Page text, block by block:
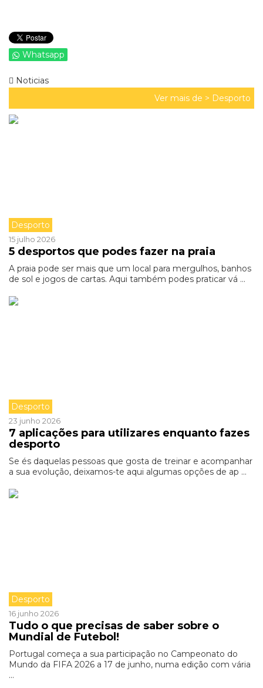
Whatsapp
Noticias
Ver mais de > Desporto
Desporto
15 julho 2026
5 desportos que podes fazer na praia
A praia pode ser mais que um local para mergulhos, banhos
de sol e jogos de cartas. Aqui também podes praticar vá ...
Desporto
23 junho 2026
7 aplicações para utilizares enquanto fazes
desporto
Se és daquelas pessoas que gosta de treinar e acompanhar
a sua evolução, deixamos-te aqui algumas opções de ap ...
Desporto
16 junho 2026
Tudo o que precisas de saber sobre o
Mundial de Futebol!
Portugal começa a sua participação no Campeonato do
Mundo da FIFA 2026 a 17 de junho, numa edição com vária
...